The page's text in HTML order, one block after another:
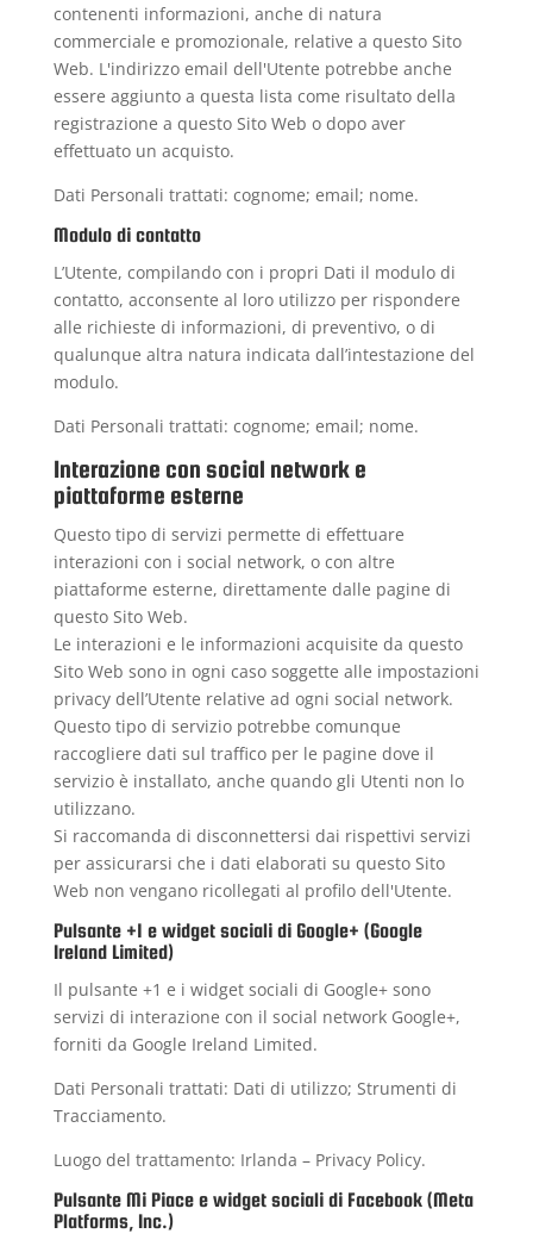
contenenti informazioni, anche di natura
commerciale e promozionale, relative a questo Sito
Web. L'indirizzo email dell'Utente potrebbe anche
essere aggiunto a questa lista come risultato della
registrazione a questo Sito Web o dopo aver
effettuato un acquisto.
Dati Personali trattati: cognome; email; nome.
Modulo di contatto
L’Utente, compilando con i propri Dati il modulo di
contatto, acconsente al loro utilizzo per rispondere
alle richieste di informazioni, di preventivo, o di
qualunque altra natura indicata dall’intestazione del
modulo.
Dati Personali trattati: cognome; email; nome.
Interazione con social network e
piattaforme esterne
Questo tipo di servizi permette di effettuare
interazioni con i social network, o con altre
piattaforme esterne, direttamente dalle pagine di
questo Sito Web.
Le interazioni e le informazioni acquisite da questo
Sito Web sono in ogni caso soggette alle impostazioni
privacy dell’Utente relative ad ogni social network.
Questo tipo di servizio potrebbe comunque
raccogliere dati sul traffico per le pagine dove il
servizio è installato, anche quando gli Utenti non lo
utilizzano.
Si raccomanda di disconnettersi dai rispettivi servizi
per assicurarsi che i dati elaborati su questo Sito
Web non vengano ricollegati al profilo dell'Utente.
Pulsante +1 e widget sociali di Google+ (Google
Ireland Limited)
Il pulsante +1 e i widget sociali di Google+ sono
servizi di interazione con il social network Google+,
forniti da Google Ireland Limited.
Dati Personali trattati: Dati di utilizzo; Strumenti di
Tracciamento.
Luogo del trattamento: Irlanda – Privacy Policy.
Pulsante Mi Piace e widget sociali di Facebook (Meta
Platforms, Inc.)